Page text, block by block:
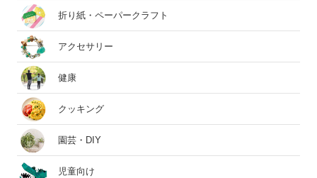
折り紙・ペーパークラフト
アクセサリー
健康
クッキング
園芸・DIY
児童向け